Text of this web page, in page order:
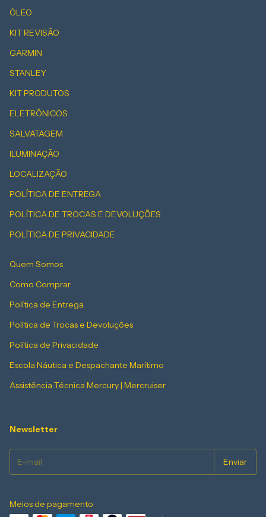
ÓLEO
KIT REVISÃO
GARMIN
STANLEY
KIT PRODUTOS
ELETRÔNICOS
SALVATAGEM
ILUMINAÇÃO
LOCALIZAÇÃO
POLÍTICA DE ENTREGA
POLÍTICA DE TROCAS E DEVOLUÇÕES
POLÍTICA DE PRIVACIDADE
Quem Somos
Como Comprar
Política de Entrega
Política de Trocas e Devoluções
Política de Privacidade
Escola Náutica e Despachante Marítimo
Assistência Técnica Mercury | Mercruiser
Newsletter
Meios de pagamento